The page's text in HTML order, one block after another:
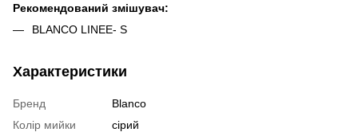
Рекомендований змішувач:
BLANCO LINEE- S
Характеристики
Бренд
Blanco
Колір мийки
сірий